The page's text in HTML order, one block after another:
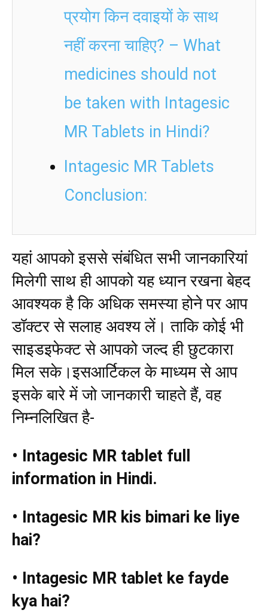
प्रयोग किन दवाइयों के साथ
नहीं करना चाहिए? – What
medicines should not
be taken with Intagesic
MR Tablets in Hindi?
Intagesic MR Tablets
Conclusion:
यहां आपको इससे संबंधित सभी जानकारियां
मिलेगी साथ ही आपको यह ध्यान रखना बेहद
आवश्यक है कि अधिक समस्या होने पर आप
डॉक्टर से सलाह अवश्य लें। ताकि कोई भी
साइडइफेक्ट से आपको जल्द ही छुटकारा
मिल सके।इसआर्टिकल के माध्यम से आप
इसके बारे में जो जानकारी चाहते हैं, वह
निम्नलिखित है-
• Intagesic MR tablet full
information in Hindi.
• Intagesic MR kis bimari ke liye
hai?
• Intagesic MR tablet ke fayde
kya hai?